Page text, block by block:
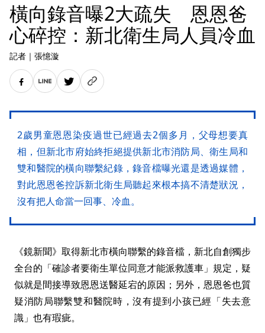
橫向錄音曝2大疏失 恩恩爸
心碎控：新北衛生局人員冷血
記者 ｜ 張憶漩
2歲男童恩恩染疫過世已經過去2個多月，父母想要真
相，但新北市府始終拒絕提供新北市消防局、衛生局和
雙和醫院的橫向聯繫紀錄，錄音檔曝光還是透過媒體，
對此恩恩爸控訴新北衛生局聽起來根本搞不清楚狀況，
沒有把人命當一回事、冷血。
《鏡新聞》取得新北市橫向聯繫的錄音檔，新北自創獨步
全台的「確診者要衛生單位同意才能派救護車」規定，疑
似就是間接導致恩恩送醫延宕的原因；另外，恩恩爸也質
疑消防局聯繫雙和醫院時，沒有提到小孩已經「失去意
識」也有瑕疵。